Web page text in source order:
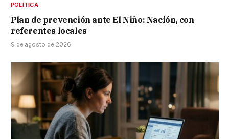
POLÍTICA
Plan de prevención ante El Niño: Nación, con
referentes locales
9 de agosto de 2026